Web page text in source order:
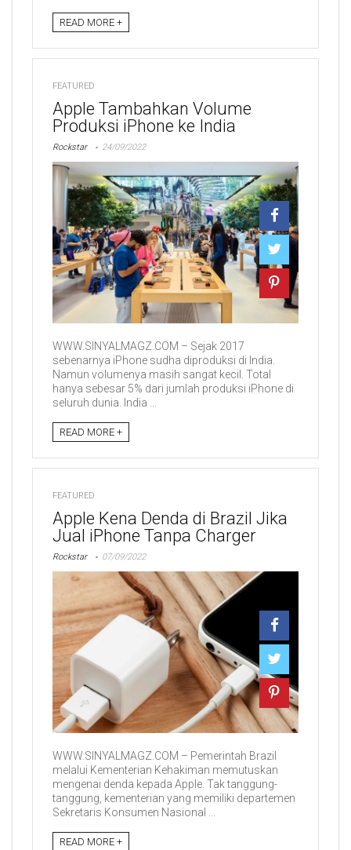
READ MORE +
FEATURED
Apple Tambahkan Volume
Produksi iPhone ke India
Rockstar 24/09/2022
WWW.SINYALMAGZ.COM – Sejak 2017
sebenarnya iPhone sudha diproduksi di India.
Namun volumenya masih sangat kecil. Total
hanya sebesar 5% dari jumlah produksi iPhone di
seluruh dunia. India ...
READ MORE +
FEATURED
Apple Kena Denda di Brazil Jika
Jual iPhone Tanpa Charger
Rockstar 07/09/2022
WWW.SINYALMAGZ.COM – Pemerintah Brazil
melalui Kementerian Kehakiman memutuskan
mengenai denda kepada Apple. Tak tanggung-
tanggung, kementerian yang memiliki departemen
Sekretaris Konsumen Nasional ...
READ MORE +